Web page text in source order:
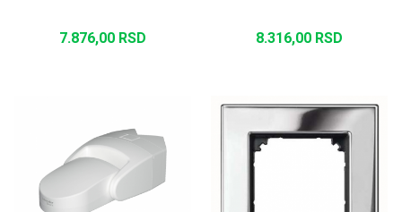
7.876,00 RSD 8.316,00 RSD